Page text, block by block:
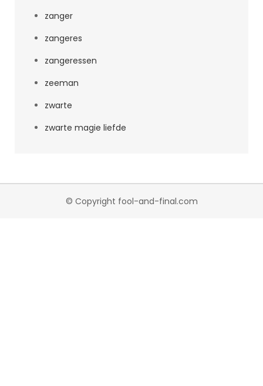
zanger
zangeres
zangeressen
zeeman
zwarte
zwarte magie liefde
© Copyright fool-and-final.com